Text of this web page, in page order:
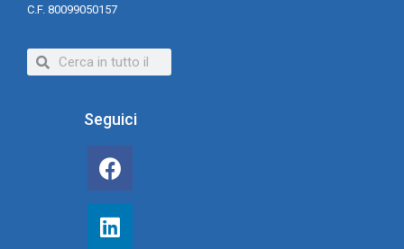
C.F. 80099050157
Seguici